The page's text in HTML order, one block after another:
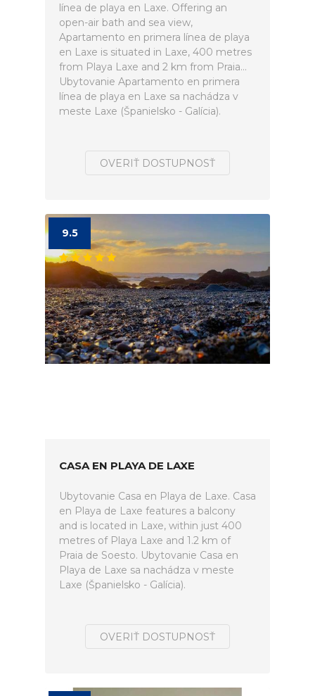
línea de playa en Laxe. Offering an
open-air bath and sea view,
Apartamento en primera línea de playa
en Laxe is situated in Laxe, 400 metres
from Playa Laxe and 2 km from Praia...
Ubytovanie Apartamento en primera
línea de playa en Laxe sa nachádza v
meste Laxe (Španielsko - Galícia).
OVERIŤ DOSTUPNOSŤ
9.5
CASA EN PLAYA DE LAXE
Ubytovanie Casa en Playa de Laxe. Casa
en Playa de Laxe features a balcony
and is located in Laxe, within just 400
metres of Playa Laxe and 1.2 km of
Praia de Soesto. Ubytovanie Casa en
Playa de Laxe sa nachádza v meste
Laxe (Španielsko - Galícia).
OVERIŤ DOSTUPNOSŤ